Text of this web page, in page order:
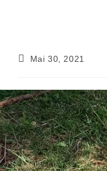
BeitragMai 30, 2021